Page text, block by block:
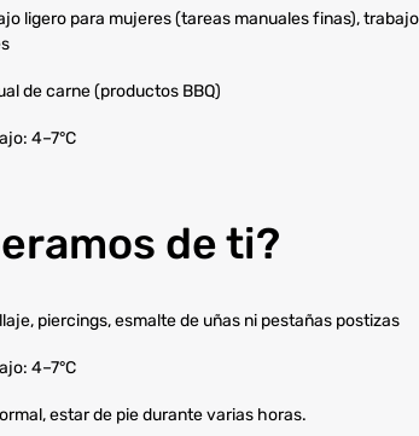
ligero para mujeres (tareas manuales finas),
de carne (productos BBQ)
4–7°C
de ti?
piercings, esmalte de uñas ni pestañas postizas
4–7°C
estar de pie durante varias horas.